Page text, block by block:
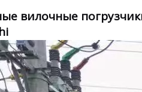
вилочные